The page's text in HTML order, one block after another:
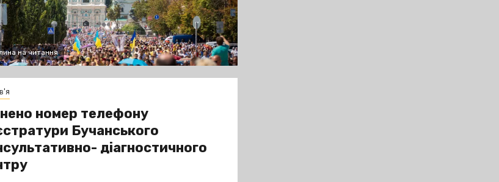
на читання
номер телефону
Бучанського
діагностичного